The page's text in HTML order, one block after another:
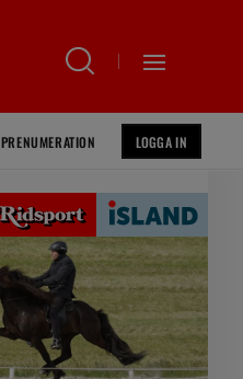
PRENUMERATION LOGGA IN